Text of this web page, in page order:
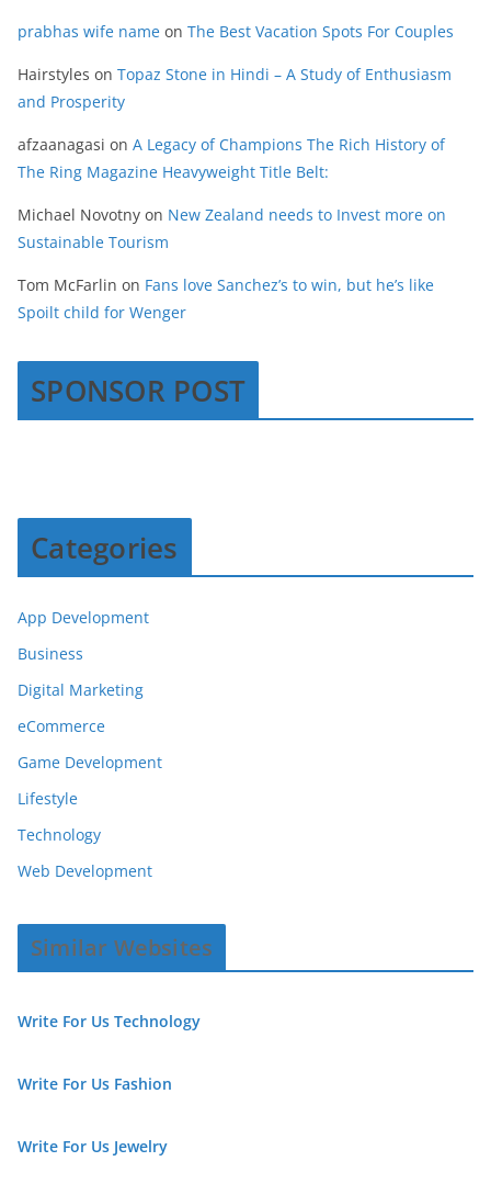
prabhas wife name on The Best Vacation Spots For Couples
Hairstyles on Topaz Stone in Hindi – A Study of Enthusiasm
and Prosperity
afzaanagasi on A Legacy of Champions The Rich History of
The Ring Magazine Heavyweight Title Belt:
Michael Novotny on New Zealand needs to Invest more on
Sustainable Tourism
Tom McFarlin on Fans love Sanchez’s to win, but he’s like
Spoilt child for Wenger
SPONSOR POST
Categories
App Development
Business
Digital Marketing
eCommerce
Game Development
Lifestyle
Technology
Web Development
Similar Websites
Write For Us Technology
Write For Us Fashion
Write For Us Jewelry